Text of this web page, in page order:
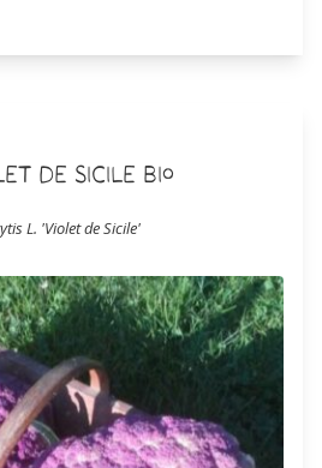
de Sicile Bio
L. 'Violet de Sicile'